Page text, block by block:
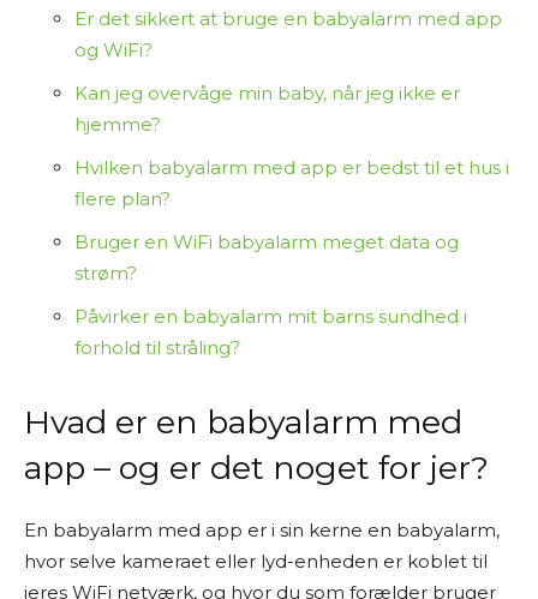
Er det sikkert at bruge en babyalarm med app
og WiFi?
Kan jeg overvåge min baby, når jeg ikke er
hjemme?
Hvilken babyalarm med app er bedst til et hus i
flere plan?
Bruger en WiFi babyalarm meget data og
strøm?
Påvirker en babyalarm mit barns sundhed i
forhold til stråling?
Hvad er en babyalarm med
app – og er det noget for jer?
En babyalarm med app er i sin kerne en babyalarm,
hvor selve kameraet eller lyd-enheden er koblet til
jeres WiFi netværk, og hvor du som forælder bruger